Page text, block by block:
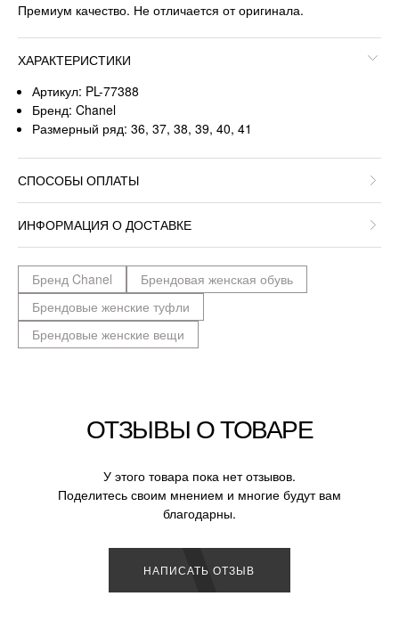
Премиум качество. Не отличается от оригинала.
ХАРАКТЕРИСТИКИ
Артикул: PL-77388
Бренд: Chanel
Размерный ряд: 36, 37, 38, 39, 40, 41
СПОСОБЫ ОПЛАТЫ
ИНФОРМАЦИЯ О ДОСТАВКЕ
Бренд Chanel
Брендовая женская обувь
Брендовые женские туфли
Брендовые женские вещи
ОТЗЫВЫ О ТОВАРЕ
У этого товара пока нет отзывов.
Поделитесь своим мнением и многие будут вам
благодарны.
НАПИСАТЬ ОТЗЫВ